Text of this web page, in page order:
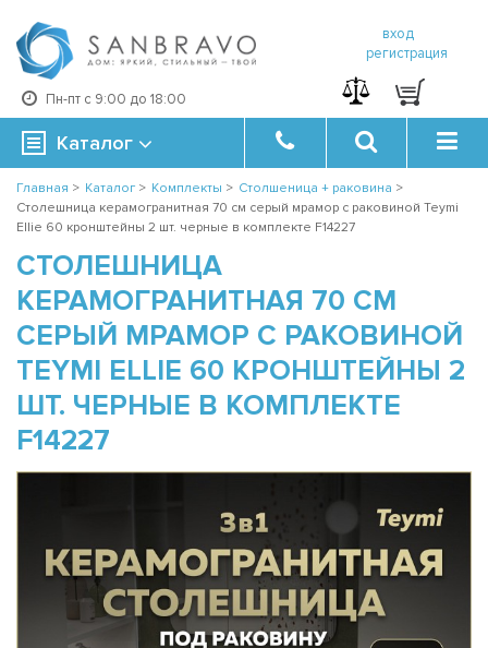
Пн-пт с 9:00 до 18:00
вход
регистрация
Каталог
Главная > Каталог > Комплекты > Столшеница + раковина >
Столешница керамогранитная 70 см серый мрамор с раковиной Teymi
Ellie 60 кронштейны 2 шт. черные в комплекте F14227
СТОЛЕШНИЦА
КЕРАМОГРАНИТНАЯ 70 СМ
СЕРЫЙ МРАМОР С РАКОВИНОЙ
TEYMI ELLIE 60 КРОНШТЕЙНЫ 2
ШТ. ЧЕРНЫЕ В КОМПЛЕКТЕ
F14227